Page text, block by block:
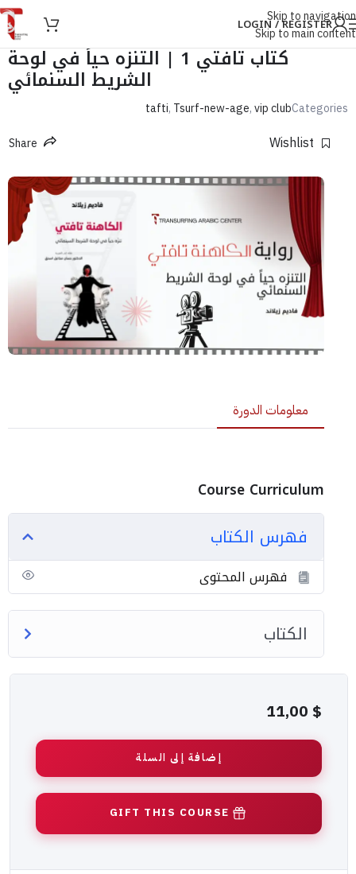
Skip to navigation
Skip to main content
LOGIN / REGISTER
كتاب تافتي 1 | التنزه حياً في لوحة
الشريط السنمائي
Categories
tafti, Tsurf-new-age,vip club
Wishlist
Share
معلومات الدورة
Course Curriculum
فهرس الكتاب
فهرس المحتوى
الكتاب
11,00 $
إضافة إلى السلة
GIFT THIS COURSE